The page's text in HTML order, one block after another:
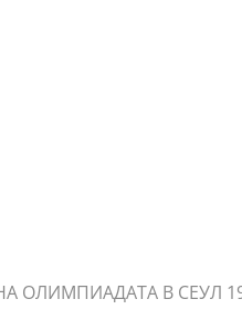
ОЛИМПИАДАТА В СЕУЛ